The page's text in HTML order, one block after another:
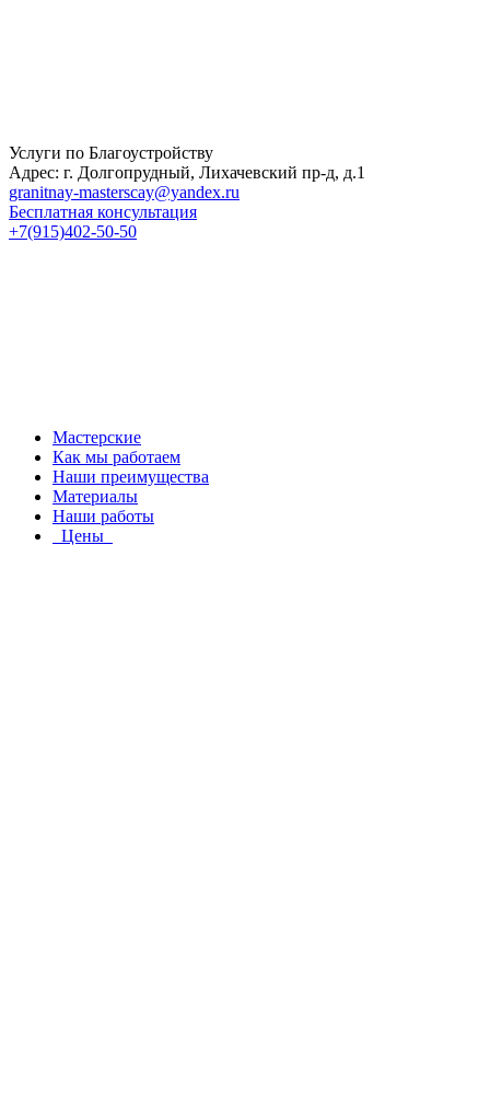
Услуги по Благоустройству
Адрес: г. Долгопрудный, Лихачевский пр-д, д.1
granitnay-masterscay@yandex.ru
Бесплатная консультация
+7(915)402-50-50
Мастерские
Как мы работаем
Наши преимущества
Материалы
Наши работы
Цены